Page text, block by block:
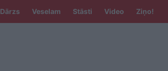
Dārzs Veselam Stāsti Video Ziņo!